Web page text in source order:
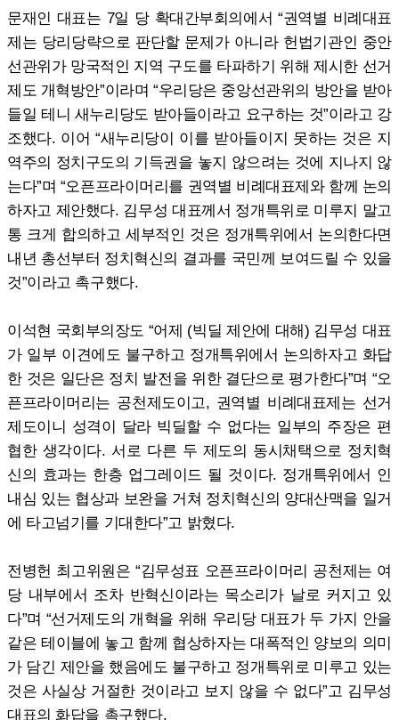
문재인 대표는 7일 당 확대간부회의에서 “권역별 비례대표
제는 당리당략으로 판단할 문제가 아니라 헌법기관인 중안
선관위가 망국적인 지역 구도를 타파하기 위해 제시한 선거
제도 개혁방안”이라며 “우리당은 중앙선관위의 방안을 받아
들일 테니 새누리당도 받아들이라고 요구하는 것”이라고 강
조했다. 이어 “새누리당이 이를 받아들이지 못하는 것은 지
역주의 정치구도의 기득권을 놓지 않으려는 것에 지나지 않
는다”며 “오픈프라이머리를 권역별 비례대표제와 함께 논의
하자고 제안했다. 김무성 대표께서 정개특위로 미루지 말고
통 크게 합의하고 세부적인 것은 정개특위에서 논의한다면
내년 총선부터 정치혁신의 결과를 국민께 보여드릴 수 있을
것”이라고 촉구했다.
이석현 국회부의장도 “어제 (빅딜 제안에 대해) 김무성 대표
가 일부 이견에도 불구하고 정개특위에서 논의하자고 화답
한 것은 일단은 정치 발전을 위한 결단으로 평가한다”며 “오
픈프라이머리는 공천제도이고, 권역별 비례대표제는 선거
제도이니 성격이 달라 빅딜할 수 없다는 일부의 주장은 편
협한 생각이다. 서로 다른 두 제도의 동시채택으로 정치혁
신의 효과는 한층 업그레이드 될 것이다. 정개특위에서 인
내심 있는 협상과 보완을 거쳐 정치혁신의 양대산맥을 일거
에 타고넘기를 기대한다”고 밝혔다.
전병헌 최고위원은 “김무성표 오픈프라이머리 공천제는 여
당 내부에서 조차 반혁신이라는 목소리가 날로 커지고 있
다”며 “선거제도의 개혁을 위해 우리당 대표가 두 가지 안을
같은 테이블에 놓고 함께 협상하자는 대폭적인 양보의 의미
가 담긴 제안을 했음에도 불구하고 정개특위로 미루고 있는
것은 사실상 거절한 것이라고 보지 않을 수 없다”고 김무성
대표의 화답을 촉구했다.